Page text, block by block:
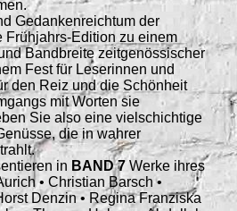
Gedankenreichtum der
Frühjahrs-Edition zu einem
Bandbreite zeitgenössischer
Fest für Leserinnen und
den Reiz und die Schönheit
mit Worten sie
Sie also eine vielschichtige
die in wahrer
in BAND 7 Werke ihres
• Christian Barsch •
Denzin • Regina Franziska